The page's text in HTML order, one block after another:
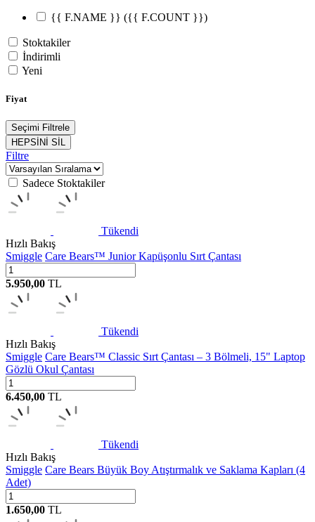
{{ F.NAME }} ({{ F.COUNT }})
Stoktakiler
İndirimli
Yeni
Fiyat
Seçimi Filtrele
HEPSİNİ SİL
Filtre
Sadece Stoktakiler
Tükendi
Hızlı Bakış
Smiggle Care Bears™ Junior Kapüşonlu Sırt Çantası
5.950,00 TL
Tükendi
Hızlı Bakış
Smiggle Care Bears™ Classic Sırt Çantası – 3 Bölmeli, 15" Laptop
Gözlü Okul Çantası
6.450,00 TL
Tükendi
Hızlı Bakış
Smiggle Care Bears Büyük Boy Atıştırmalık ve Saklama Kapları (4
Adet)
1.650,00 TL